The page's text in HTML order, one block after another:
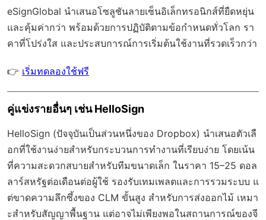
eSignGlobal นำเสนอโซลูชันลายเซ็นอิเล็กทรอนิกส์ที่ยืดหยุ่น
และคุ้มค่ากว่า พร้อมด้วยการปฏิบัติตามข้อกำหนดทั่วโลก รา
คาที่โปร่งใส และประสบการณ์การเริ่มต้นใช้งานที่รวดเร็วกว่า
👉 เริ่มทดลองใช้ฟรี
คู่แข่งรายอื่นๆ เช่น HelloSign
HelloSign (ปัจจุบันเป็นส่วนหนึ่งของ Dropbox) นำเสนอตัวเลื
อกที่ใช้งานง่ายสำหรับกระบวนการทำงานที่เรียบง่าย โดยเน้น
ที่ความสะดวกสบายสำหรับทีมขนาดเล็ก ในราคา 15–25 ดอล
ลาร์สหรัฐต่อเดือนต่อผู้ใช้ รองรับเทมเพลตและการรวมระบบ แ
ต่ขาดความลึกซึ้งของ CLM ขั้นสูง สำหรับการส่งออกไม้ เหมา
ะสำหรับสัญญาพื้นฐาน แต่อาจไม่เพียงพอในสถานการณ์ของจี